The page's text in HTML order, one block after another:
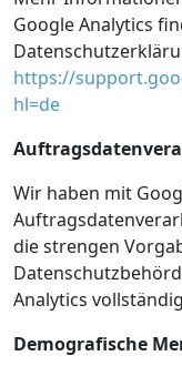
Google Analytics
https://
hl=de
Wir haben mit
die strengen
Analytics
Demografische